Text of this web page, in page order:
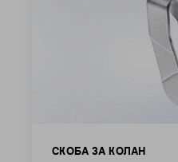
СКОБА ЗА КОЛАН